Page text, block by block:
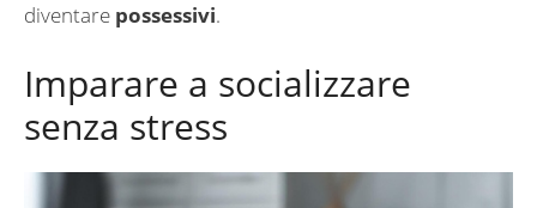
diventare possessivi.
Imparare a socializzare
senza stress